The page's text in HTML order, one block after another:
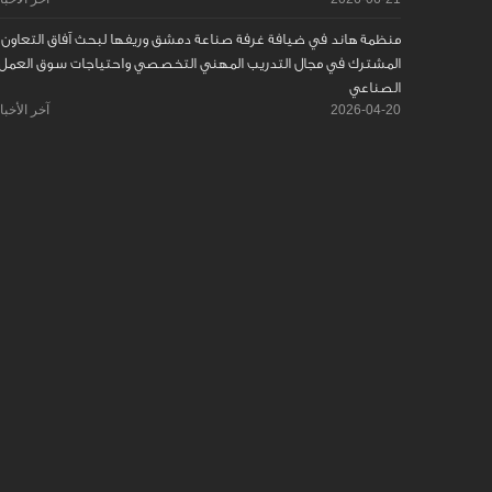
منظمة هاند في ضيافة غرفة صناعة دمشق وريفها لبحث آفاق التعاون
المشترك في مجال التدريب المهني التخصصي واحتياجات سوق
الصناعي
2026-04-20 آخر